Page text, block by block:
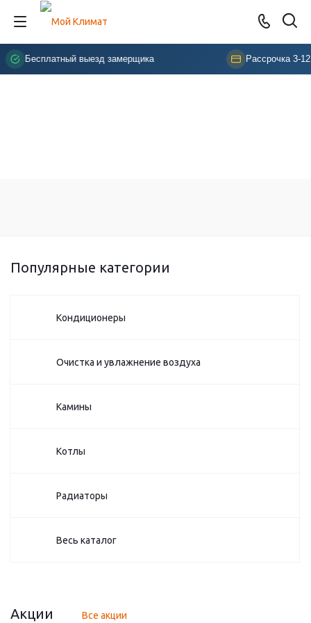
Бесплатный выезд замерщика Рассрочка 3-12
Популярные категории
Кондиционеры
Очистка и увлажнение воздуха
Камины
Котлы
Радиаторы
Весь каталог
Акции Все акции